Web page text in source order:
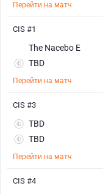
Перейти на матч
The Nacebo E
TBD
Перейти на матч
CIS #1
TBD
TBD
Перейти на матч
CIS #3
CIS #4